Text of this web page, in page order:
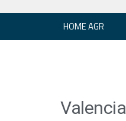
HOME AGR
Valencia